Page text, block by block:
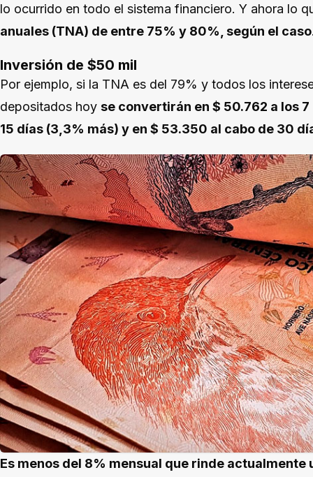
lo ocurrido en todo el sistema financiero. Y ahora lo
anuales (TNA) de entre 75% y 80%, según el caso
Inversión de $50 mil
Por ejemplo, si la TNA es del 79% y todos los
depositados hoy se convertirán en $ 50.762 a los
15 días (3,3% más) y en $ 53.350 al cabo de 30
Es menos del 8% mensual que rinde